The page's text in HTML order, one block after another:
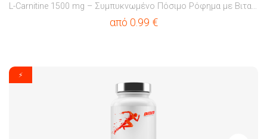
L-Carnitine 1500 mg – Συμπυκνωμένο Πόσιμο Ρόφημα με Βιταμ...
από 0.99 €
⚡